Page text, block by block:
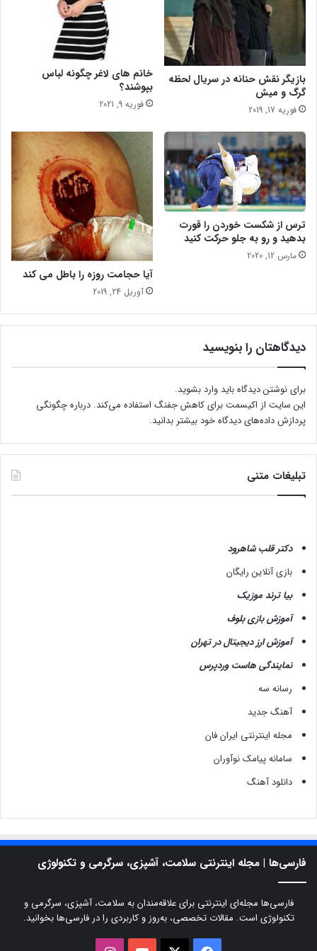
بازیگر نقش حنانه در سریال لحظه
گرگ و میش
فوریه 17, 2019
خانم های لاغر چگونه لباس
بپوشند؟
فوریه 9, 2021
ترس از شکست خوردن را قورت
بدهید و رو به جلو حرکت کنید
مارس 12, 2020
آیا حجامت روزه را باطل می کند
آوریل 24, 2019
دیدگاهتان را بنویسید
برای نوشتن دیدگاه باید وارد بشوید.
این سایت از اکیسمت برای کاهش جفنگ استفاده می‌کند. درباره چگونگی
پردازش داده‌های دیدگاه خود بیشتر بدانید.
تبلیغات متنی
دکتر قلب شاهرود
بازی آنلاین رایگان
بیا ترند موزیک
آموزش بازی بلوف
آموزش ارز دیجیتال در تهران
نمایندگی هاست وردپرس
رسانه سه
آهنگ جدید
مجله اینترنتی ایران فان
سامانه پیامک نوآوران
دانلود آهنگ
فارسی‌ها | مجله اینترنتی سلامت، آشپزی، سرگرمی و تکنولوژی
فارسی‌ها مجله‌ای اینترنتی برای علاقه‌مندان به سلامت، آشپزی، سرگرمی و
تکنولوژی است. مقالات تخصصی، به‌روز و کاربردی را در فارسی‌ها بخوانید.